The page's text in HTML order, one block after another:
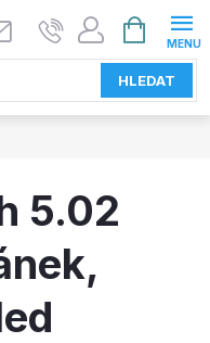
HLEDAT
NÁKUPNÍ
KOŠÍK
5.02